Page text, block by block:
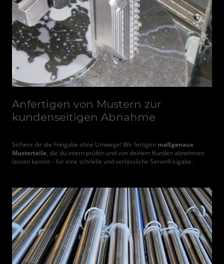
Anfertigen von Mustern zur
kundenseitigen Abnahme
Sichere dir die Freigabe ohne Umwege! Wir fertigen maßgenaue
Musterteile, die du intern prüfen und von deinem Kunden abnehmen
lassen kannst – für eine schnelle und verlässliche Serienfreigabe.